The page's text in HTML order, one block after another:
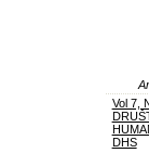
Vol 7,
DHS